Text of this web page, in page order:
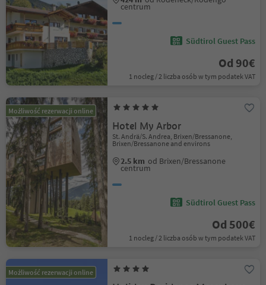
centrum
Südtirol Guest Pass
Od 90€
1 nocleg / 2 liczba osób w tym podatek VAT
Możliwość rezerwacji online
Hotel My Arbor
St. Andrä/S. Andrea, Brixen/Bressanone,
Brixen/Bressanone and environs
2.5 km od Brixen/Bressanone
centrum
Südtirol Guest Pass
Od 500€
1 nocleg / 2 liczba osób w tym podatek VAT
Możliwość rezerwacji online